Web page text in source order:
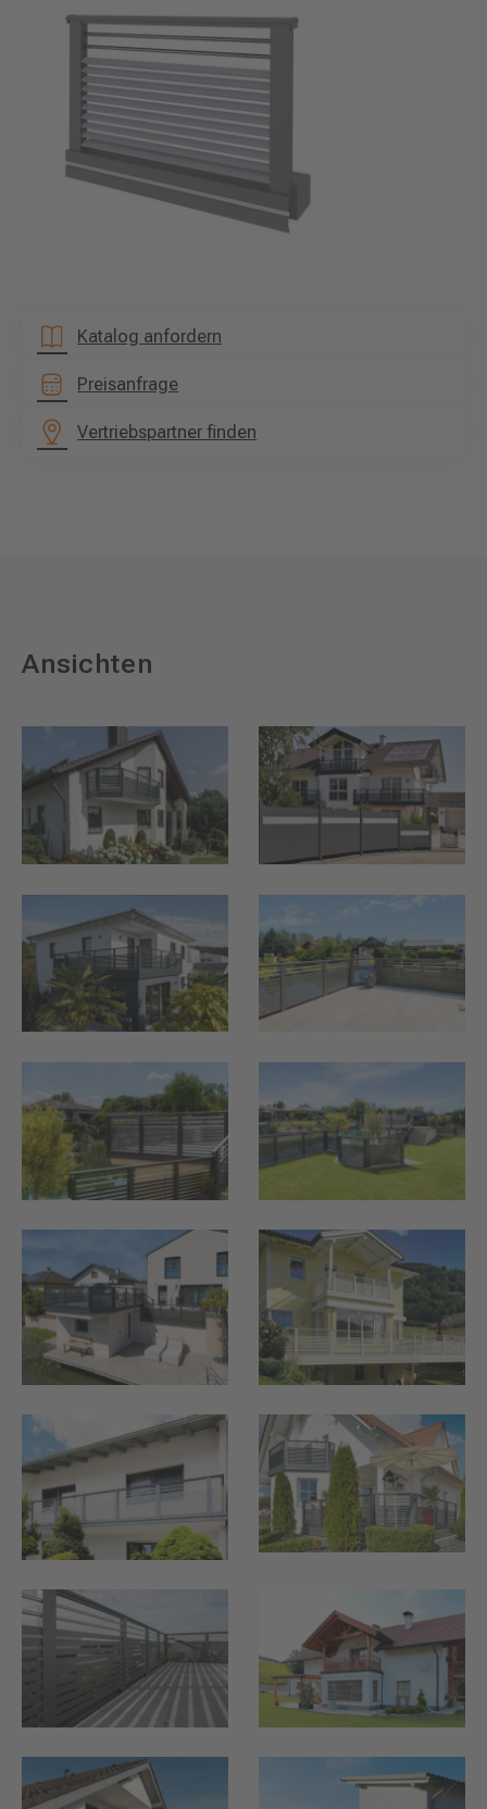
Katalog anfordern
Preisanfrage
Vertriebspartner finden
Ansichten